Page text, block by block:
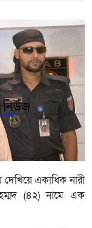
দেখিয়ে একাধিক নারী
(৪২) নামে এক